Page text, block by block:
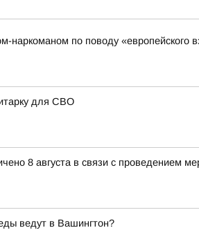
наркоманом по поводу «европейского
для СВО
8 августа в связи с проведением
ведут в Вашингтон?